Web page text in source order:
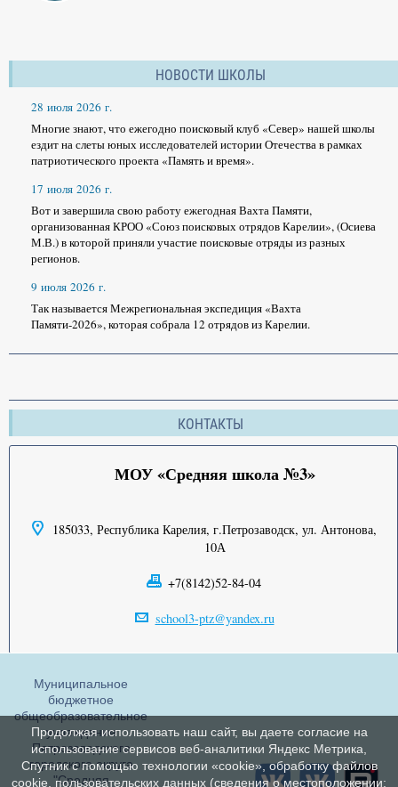
НОВОСТИ ШКОЛЫ
28 июля 2026 г.
Многие знают, что ежегодно поисковый клуб «Север» нашей школы
ездит на слеты юных исследователей истории Отечества в рамках
патриотического проекта «Память и время».
17 июля 2026 г.
Вот и завершила свою работу ежегодная Вахта Памяти,
организованная КРОО «Союз поисковых отрядов Карелии», (Осиева
М.В.) в которой приняли участие поисковые отряды из разных
регионов.
9 июля 2026 г.
Так называется Межрегиональная экспедиция «Вахта
Памяти-2026», которая собрала 12 отрядов из Карелии.
КОНТАКТЫ
МОУ «Средняя школа №3»
185033, Республика Карелия, г.Петрозаводск, ул. Антонова,
10А
+7(8142)52-84-04
school3-ptz@yandex.ru
Муниципальное
бюджетное
общеобразовательное
учреждение
Петрозаводского
городского округа
"Средняя
Продолжая использовать наш сайт, вы даете согласие на
использование сервисов веб-аналитики Яндекс Метрика,
Спутник с помощью технологии «cookie», обработку файлов
cookie, пользовательских данных (сведения о местоположении;